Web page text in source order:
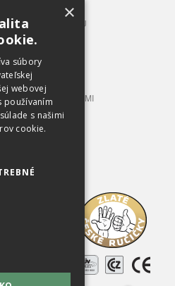
SORTIMENTU
KONTAJNERMI
×
súbory
webovej
používaním
s našimi
cookie.